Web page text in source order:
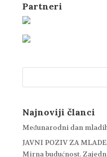
Partneri
Najnoviji članci
Međunarodni dan
JAVNI POZIV ZA
Mirna budućnost.